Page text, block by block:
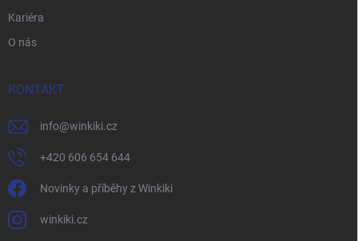
Kariéra
O nás
KONTAKT
info@winkiki.cz
+420 606 654 644
Novinky a příběhy z Winkiki
winkiki.cz